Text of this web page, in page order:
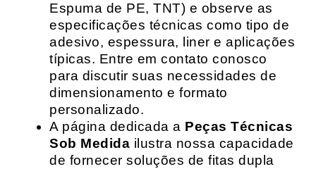
Espuma de PE, TNT) e observe as
especificações técnicas como tipo de
adesivo, espessura, liner e aplicações
típicas. Entre em contato conosco
para discutir suas necessidades de
dimensionamento e formato
personalizado.
A página dedicada a Peças Técnicas
Sob Medida ilustra nossa capacidade
de fornecer soluções de fitas dupla